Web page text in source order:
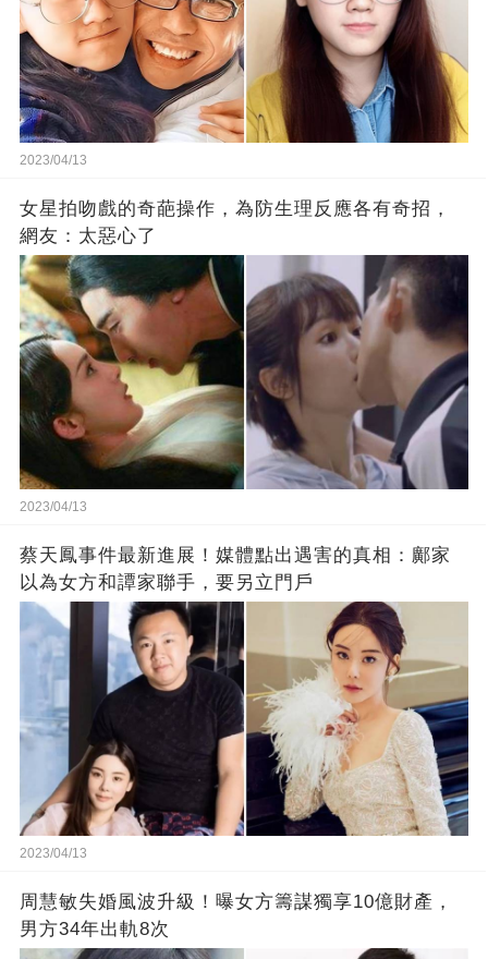
2023/04/13
女星拍吻戲的奇葩操作，為防生理反應各有奇招，
網友：太惡心了
2023/04/13
蔡天鳳事件最新進展！媒體點出遇害的真相：鄺家
以為女方和譚家聯手，要另立門戶
2023/04/13
周慧敏失婚風波升級！曝女方籌謀獨享10億財產，
男方34年出軌8次